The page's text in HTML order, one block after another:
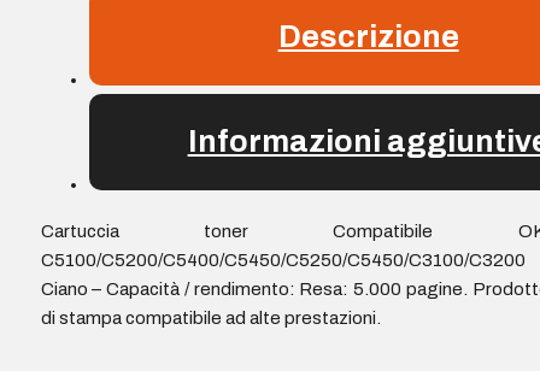
Descrizione
Informazioni
Cartuccia toner Compatibile
C5100/C5200/C5400/C5450/C5250/C5450/C3100/C3200
Ciano – Capacità / rendimento: Resa: 5.000 pagine.
di stampa compatibile ad alte prestazioni.